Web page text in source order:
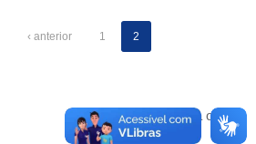
‹ anterior 1 2
Voltar para o topo